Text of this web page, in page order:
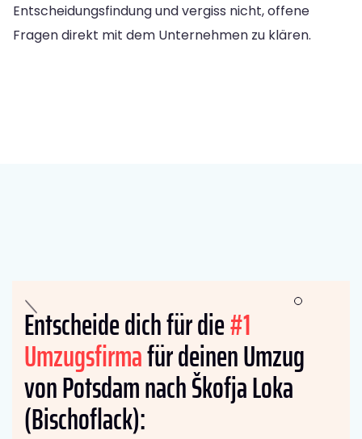
Entscheidungsfindung und vergiss nicht, offene
Fragen direkt mit dem Unternehmen zu klären.
Entscheide dich für die#1
Umzugsfirmafür deinen Umzug
von Potsdam nach Škofja Loka
(Bischoflack):